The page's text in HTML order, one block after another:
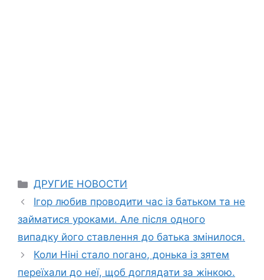
Categories
ДРУГИЕ НОВОСТИ
Ігор любив проводити час із батьком та не
займатися уроками. Але після одного
випадку його ставлення до батька змінилося.
Коли Ніні стало nогано, донька із зятем
переїхали до неї, щоб доглядати за жінкою.